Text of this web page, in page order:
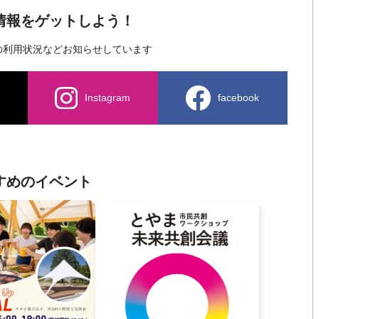
報をゲットしよう！
用状況などお知らせしています
Instagram facebook
めのイベント